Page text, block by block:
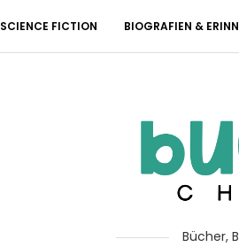
SCIENCE FICTION BIOGRAFIEN &
Bücher,